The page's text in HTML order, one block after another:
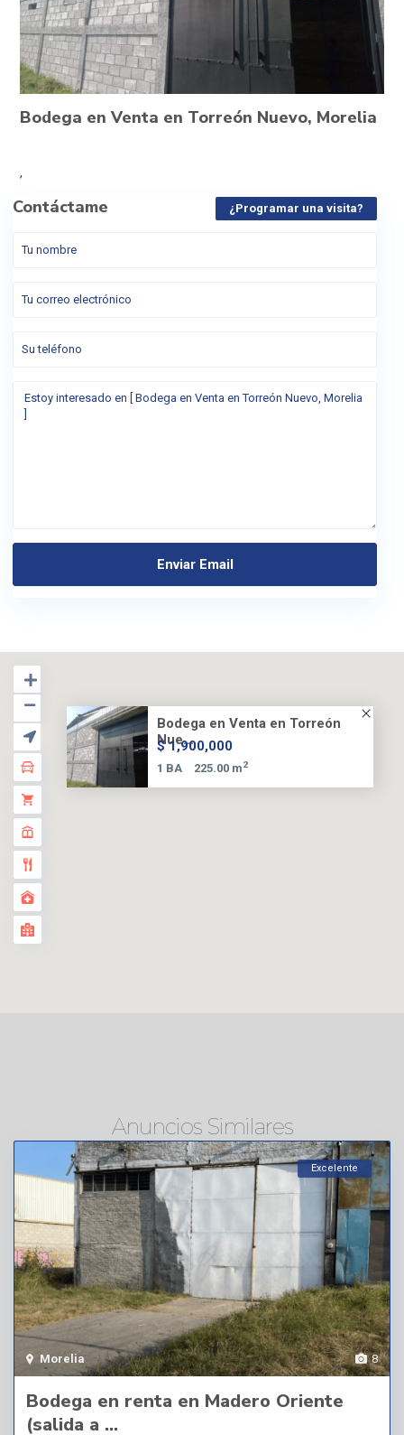
Bodega en Venta en Torreón Nuevo, Morelia
,
Contáctame ¿Programar una visita?
Bodega en Venta en Torreón
Nue...
$ 1,900,000
1 BA 225.00 m2
Anuncios Similares
8
Morelia
Excelente
Bodega en renta en Madero Oriente
(salida a ...